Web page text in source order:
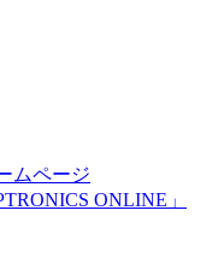
ムページ
ONLINE」